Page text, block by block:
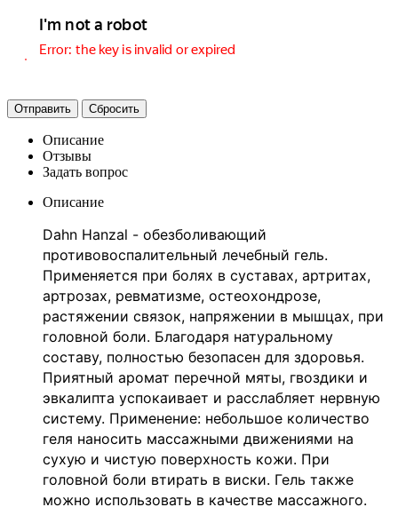
Отправить Сбросить
Описание
Отзывы
Задать вопрос
Описание
Dahn Hanzal - обезболивающий
противовоспалительный лечебный гель.
Применяется при болях в суставах, артритах,
артрозах, ревматизме, остеохондрозе,
растяжении связок, напряжении в мышцах, при
головной боли. Благодаря натуральному
составу, полностью безопасен для здоровья.
Приятный аромат перечной мяты, гвоздики и
эвкалипта успокаивает и расслабляет нервную
систему. Применение: небольшое количество
геля наносить массажными движениями на
сухую и чистую поверхность кожи. При
головной боли втирать в виски. Гель также
можно использовать в качестве массажного.